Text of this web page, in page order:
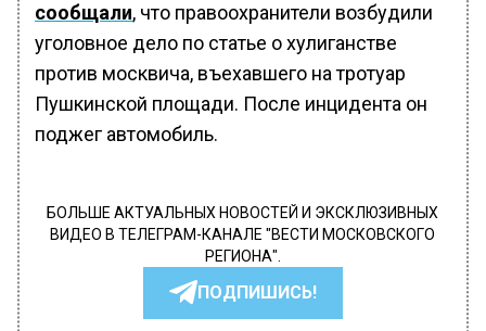
сообщали, что правоохранители возбудили
уголовное дело по статье о хулиганстве
против москвича, въехавшего на тротуар
Пушкинской площади. После инцидента он
поджег автомобиль.
БОЛЬШЕ АКТУАЛЬНЫХ НОВОСТЕЙ И ЭКСКЛЮЗИВНЫХ
ВИДЕО В ТЕЛЕГРАМ-КАНАЛЕ "ВЕСТИ МОСКОВСКОГО
РЕГИОНА".
ПОДПИШИСЬ!